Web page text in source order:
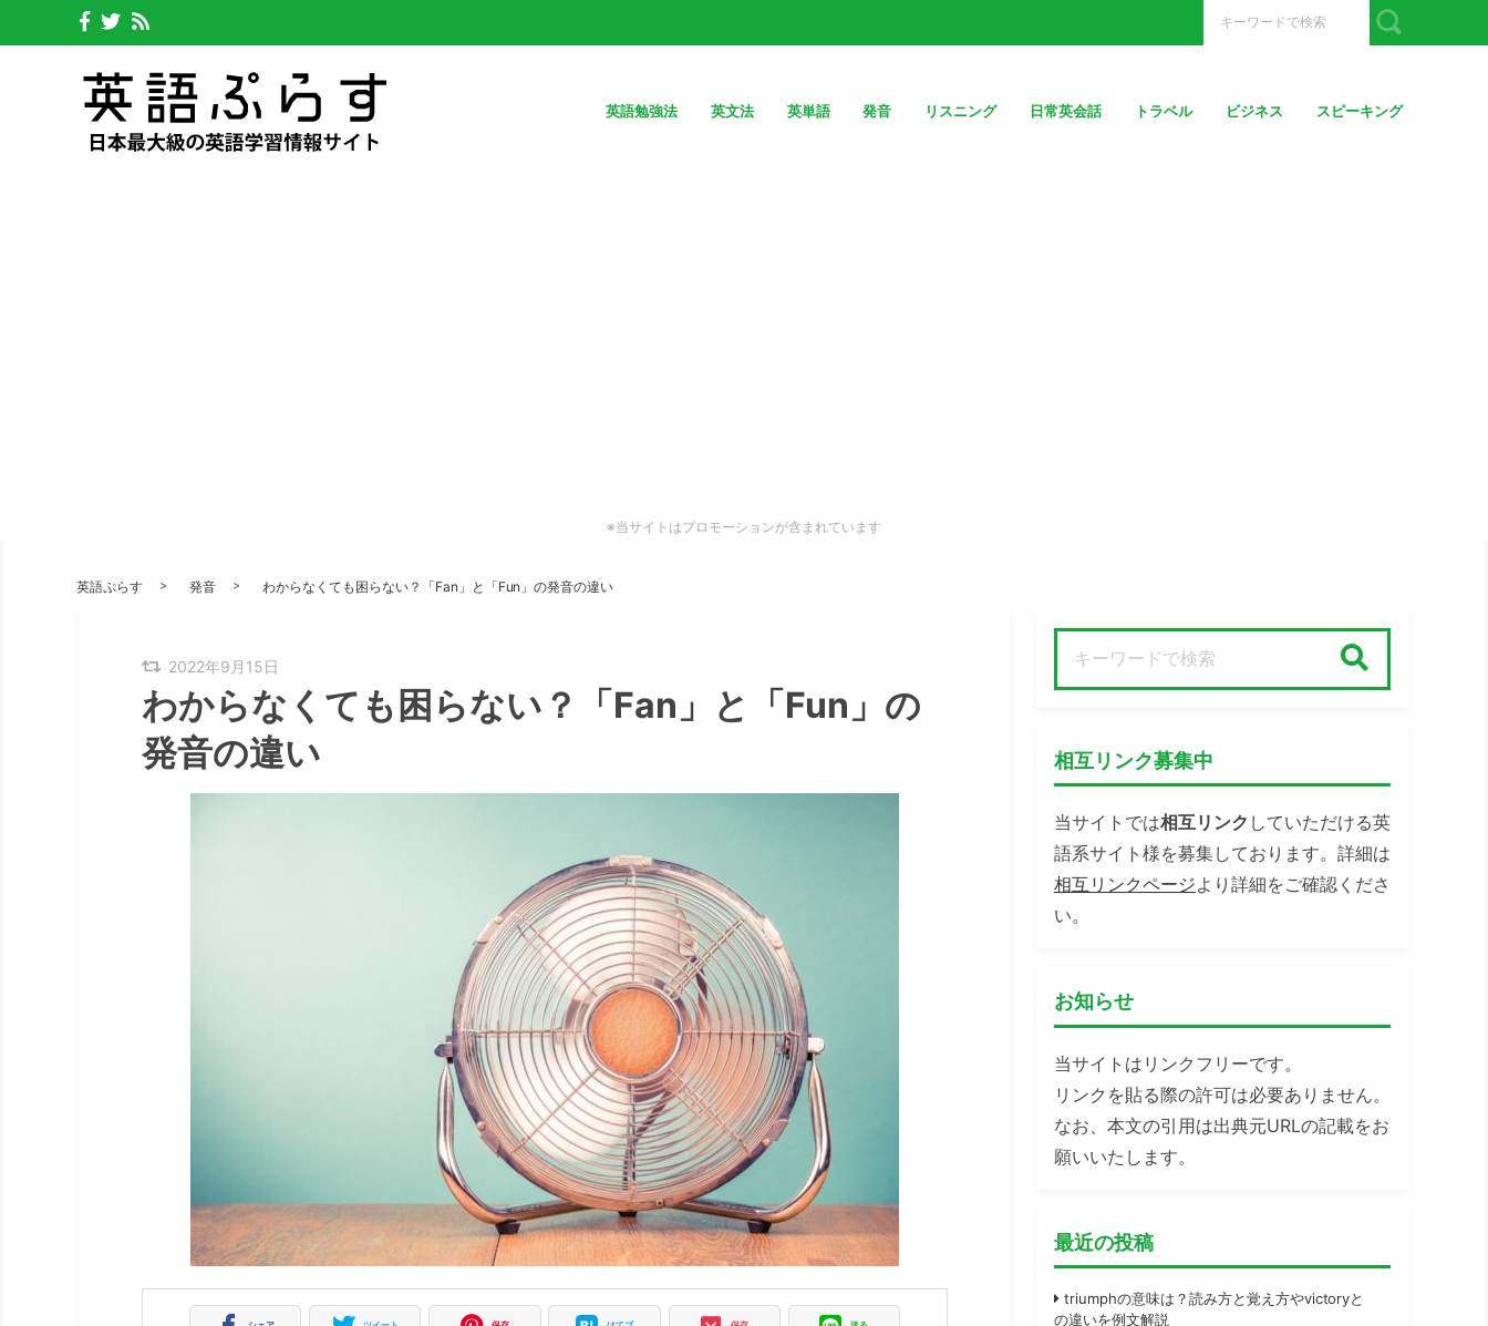
英語勉強法 英文法 英単語 発音 リスニング 日常英会話 トラベル ビジネス スピーキング
※当サイトはプロモーションが含まれています
英語ぷらす 発音 わからなくても困らない？「Fan」と「Fun」の発音の違い
2022年9月15日
わからなくても困らない？「Fan」と「Fun」の
発音の違い
相互リンク募集中
当サイトでは相互リンク していただける英
語系サイト様を募集しております。詳細は
相互リンクページより詳細をご確認くださ
い。
お知らせ
当サイトはリンクフリーです。
リンクを貼る際の許可は必要ありません。
なお、本文の引用は出典元URLの記載をお
願いいたします。
最近の投稿
triumphの意味は？読み方と覚え方やvictoryと
の違いを例文解説